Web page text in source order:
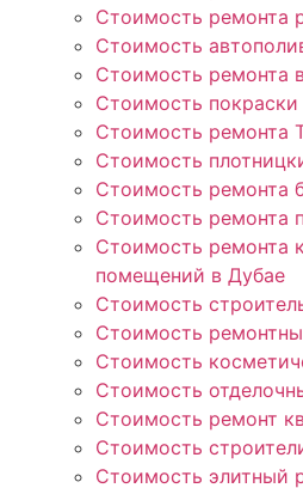
Стоимость ремонта
Стоимость
Стоимость ремонта
Стоимость покраски
Стоимость ремонта
Стоимость
Стоимость ремонта
Стоимость ремонта
Стоимость ремонта
помещений в Дубае
Стоимость
Стоимость
Стоимость
Стоимость
Стоимость ремонт
Стоимость
Стоимость элитный